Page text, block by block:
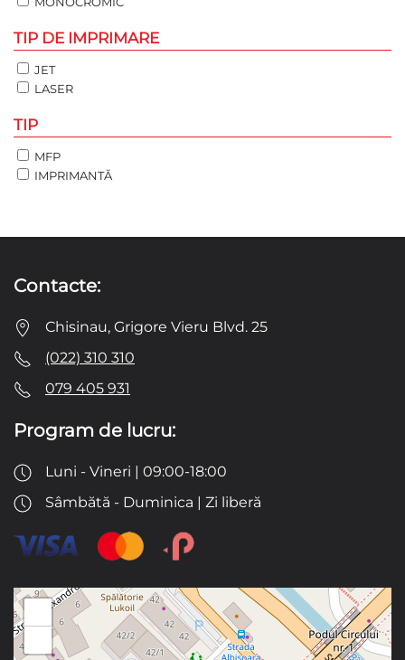
TIP DE IMPRIMARE
JET
LASER
TIP
MFP
IMPRIMANTĂ
Contacte:
Chisinau, Grigore Vieru Blvd. 25
(022) 310 310
079 405 931
Program de lucru:
Luni - Vineri | 09:00-18:00
Sâmbătă - Duminica | Zi liberă